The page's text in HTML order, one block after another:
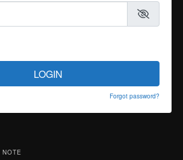
LOGIN
Forgot password?
NOTE